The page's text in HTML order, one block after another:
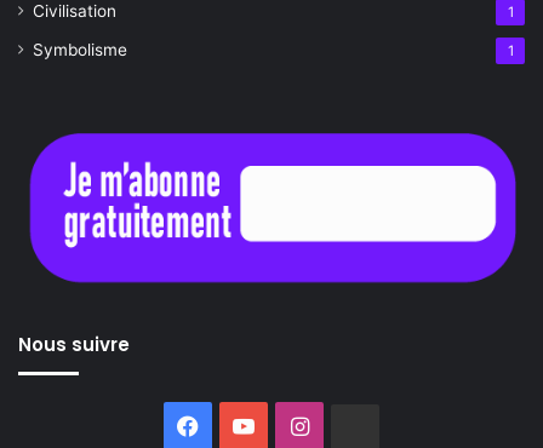
Civilisation 1
Symbolisme 1
Nous suivre
Facebook
YouTubeInstagram